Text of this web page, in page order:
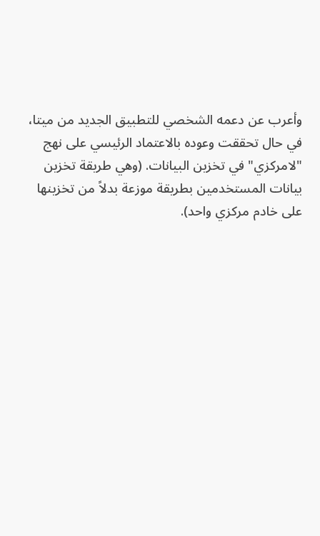
وأعرب عن دعمه الشخصي للتطبيق الجديد من ميتا،
في حال تحققت وعوده بالاعتماد الرئيسي على نهج
"لامركزي" في تخزين البيانات. (وهي طريقة تخزين
بيانات المستخدمين بطريقة موزعة بدلاً من تخزينها
على خادم مركزي واحد).